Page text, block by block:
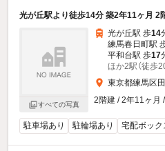
光が丘駅より徒歩14分 築2年11ヶ月 2
すべての写真
光が丘駅 歩14
練馬春日町駅
平和台駅 歩17
ほか2駅（徒歩
東京都練馬区
2階建 / 2年11ヶ月
駐車場あり 駐輪場あり 宅配ボック